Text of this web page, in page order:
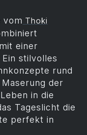
vom Thoki
einer
stilvolles
rund
der
in die
Tageslicht die
perfekt in